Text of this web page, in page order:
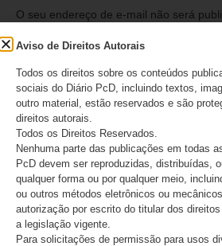
O seu endereço de e-mail não será
Comentário *
Aviso de Direitos Autorais
Todos os direitos sobre os conteúdos
sociais do Diário PcD, incluindo textos,
outro material, estão reservados e são
direitos autorais.
Todos os Direitos Reservados.
Nenhuma parte das publicações em todas
PcD devem ser reproduzidas, distribuídas,
qualquer forma ou por qualquer meio,
ou outros métodos eletrônicos ou
autorização por escrito do titular dos
a legislação vigente.
Para solicitações de permissão para usos